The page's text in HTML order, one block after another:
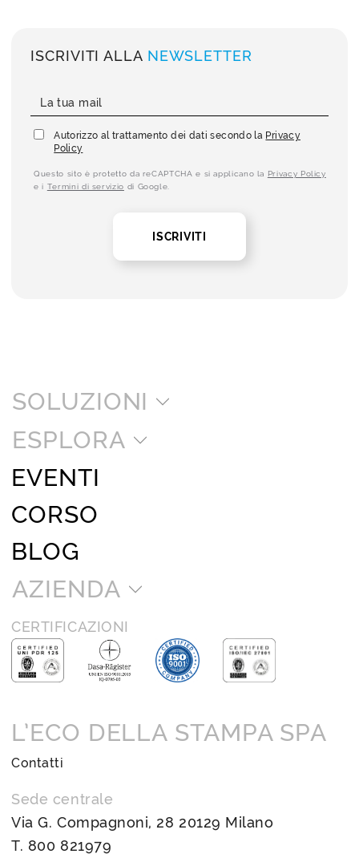
ISCRIVITI ALLA NEWSLETTER
Autorizzo al trattamento dei dati secondo la Privacy
Policy
Questo sito è protetto da reCAPTCHA e si applicano la Privacy Policy
e i Termini di servizio di Google.
ISCRIVITI
SOLUZIONI
ESPLORA
EVENTI
CORSO
BLOG
AZIENDA
CERTIFICAZIONI
L’ECO DELLA STAMPA SPA
Contatti
Sede centrale
Via G. Compagnoni, 28 20129 Milano
T. 800 821979